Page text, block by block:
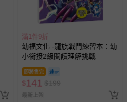
滿1件9折
幼福文化 -龍族戰鬥練習本：幼
小銜接2級閱讀理解挑戰
即將售完
$141 $199
最新上架